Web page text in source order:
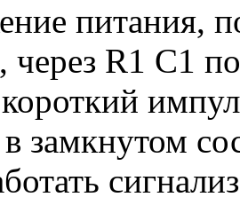
питания,
через R1 C1
короткий
в замкнутом